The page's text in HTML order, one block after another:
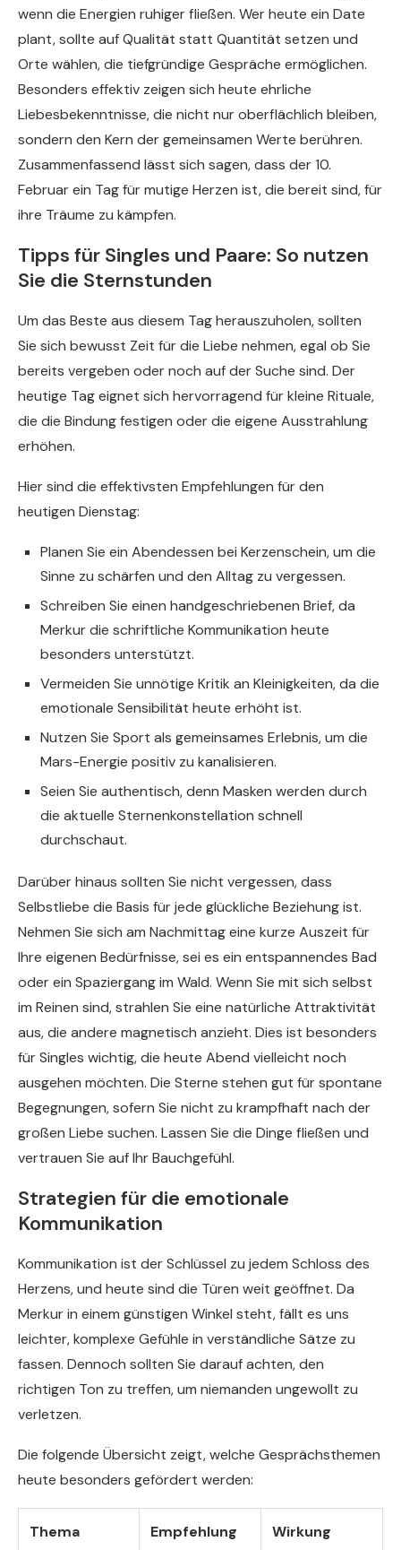
wenn die Energien ruhiger fließen. Wer heute ein Date
plant, sollte auf Qualität statt Quantität setzen und
Orte wählen, die tiefgründige Gespräche ermöglichen.
Besonders effektiv zeigen sich heute ehrliche
Liebesbekenntnisse, die nicht nur oberflächlich bleiben,
sondern den Kern der gemeinsamen Werte berühren.
Zusammenfassend lässt sich sagen, dass der 10.
Februar ein Tag für mutige Herzen ist, die bereit sind, für
ihre Träume zu kämpfen.
Tipps für Singles und Paare: So nutzen
Sie die Sternstunden
Um das Beste aus diesem Tag herauszuholen, sollten
Sie sich bewusst Zeit für die Liebe nehmen, egal ob Sie
bereits vergeben oder noch auf der Suche sind. Der
heutige Tag eignet sich hervorragend für kleine Rituale,
die die Bindung festigen oder die eigene Ausstrahlung
erhöhen.
Hier sind die effektivsten Empfehlungen für den
heutigen Dienstag:
Planen Sie ein Abendessen bei Kerzenschein, um die
Sinne zu schärfen und den Alltag zu vergessen.
Schreiben Sie einen handgeschriebenen Brief, da
Merkur die schriftliche Kommunikation heute
besonders unterstützt.
Vermeiden Sie unnötige Kritik an Kleinigkeiten, da die
emotionale Sensibilität heute erhöht ist.
Nutzen Sie Sport als gemeinsames Erlebnis, um die
Mars-Energie positiv zu kanalisieren.
Seien Sie authentisch, denn Masken werden durch
die aktuelle Sternenkonstellation schnell
durchschaut.
Darüber hinaus sollten Sie nicht vergessen, dass
Selbstliebe die Basis für jede glückliche Beziehung ist.
Nehmen Sie sich am Nachmittag eine kurze Auszeit für
Ihre eigenen Bedürfnisse, sei es ein entspannendes Bad
oder ein Spaziergang im Wald. Wenn Sie mit sich selbst
im Reinen sind, strahlen Sie eine natürliche Attraktivität
aus, die andere magnetisch anzieht. Dies ist besonders
für Singles wichtig, die heute Abend vielleicht noch
ausgehen möchten. Die Sterne stehen gut für spontane
Begegnungen, sofern Sie nicht zu krampfhaft nach der
großen Liebe suchen. Lassen Sie die Dinge fließen und
vertrauen Sie auf Ihr Bauchgefühl.
Strategien für die emotionale
Kommunikation
Kommunikation ist der Schlüssel zu jedem Schloss des
Herzens, und heute sind die Türen weit geöffnet. Da
Merkur in einem günstigen Winkel steht, fällt es uns
leichter, komplexe Gefühle in verständliche Sätze zu
fassen. Dennoch sollten Sie darauf achten, den
richtigen Ton zu treffen, um niemanden ungewollt zu
verletzen.
Die folgende Übersicht zeigt, welche Gesprächsthemen
heute besonders gefördert werden:
Thema Empfehlung Wirkung